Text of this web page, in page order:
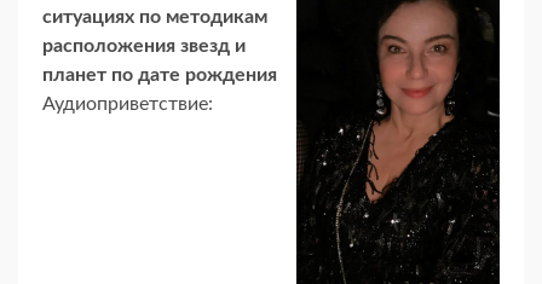
ситуациях по методикам
расположения звезд и
планет по дате рождения
Аудиоприветствие: